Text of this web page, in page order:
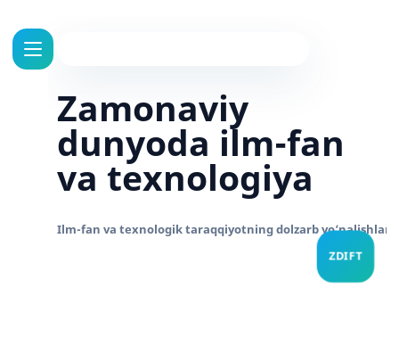
Zamonaviy
dunyoda ilm-fan
va texnologiya